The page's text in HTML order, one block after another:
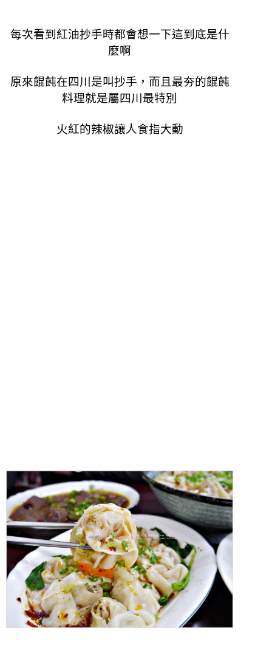
每次看到紅油抄手時都會想一下這到底是什
麼啊
原來餛飩在四川是叫抄手，而且最夯的餛飩
料理就是屬四川最特別
火紅的辣椒讓人食指大動